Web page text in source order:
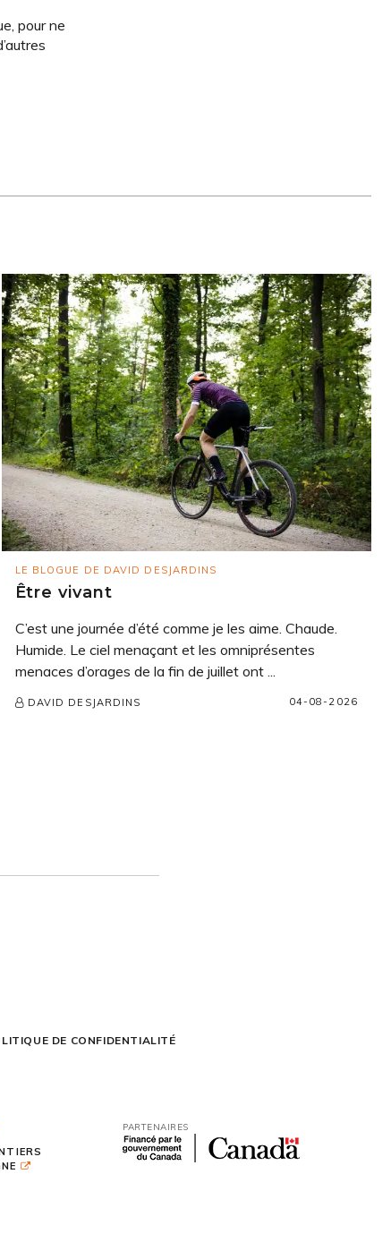
pour ne
LE BLOGUE DE DAVID DESJARDINS
Être vivant
C’est une journée d’été comme je les aime. Chaude.
Humide. Le ciel menaçant et les omniprésentes
menaces d’orages de la fin de juillet ont ...
DAVID DESJARDINS 04-08-2026
DE CONFIDENTIALITÉ
PARTENAIRES